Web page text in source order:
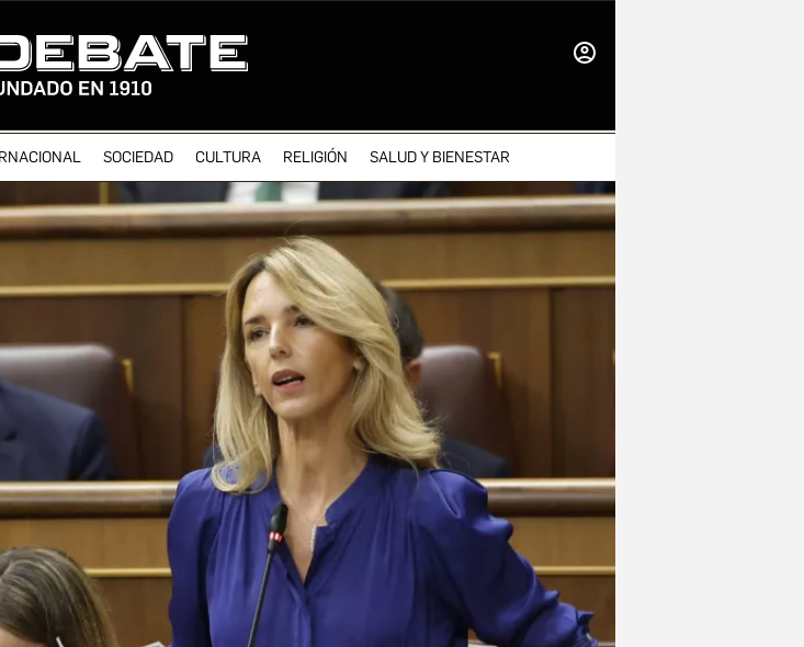
SOCIEDAD CULTURA RELIGIÓN SALUD Y BIENESTAR